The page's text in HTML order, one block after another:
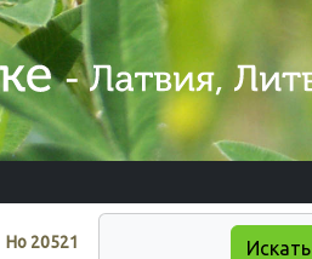
Нo 20521 Искать